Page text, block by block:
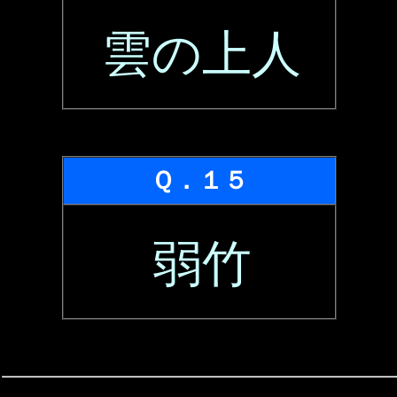
雲の上人
Ｑ．１５
弱竹